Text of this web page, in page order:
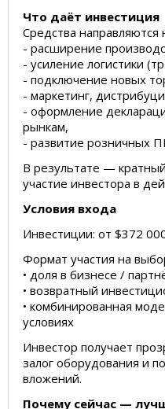
Что даёт инвестиция
Средства направляются
- расширение
- усиление логистики
- подключение новых
- маркетинг,
- оформление
рынкам,
- развитие розничных
В результате —
участие инвестора в
Условия входа
Инвестиции: от $372
Формат участия на
• доля в бизнесе /
• возвратный
• комбинированная
условиях
Инвестор получает
залог оборудования и
вложений.
Почему сейчас —